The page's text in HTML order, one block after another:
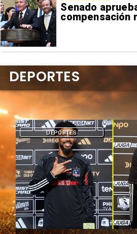
Senado
compensación
DEPORTES
DEPORTES